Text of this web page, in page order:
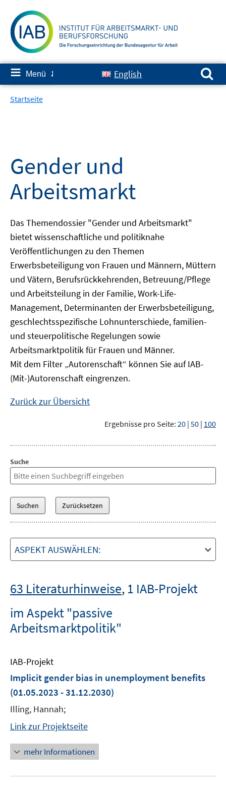
zum
Inhalt
≡ Menü ✘ English
Suchen nach:
Startseite
Gender und
Arbeitsmarkt
Das Themendossier "Gender und Arbeitsmarkt"
bietet wissenschaftliche und politiknahe
Veröffentlichungen zu den Themen
Erwerbsbeteiligung von Frauen und Männern, Müttern
und Vätern, Berufsrückkehrenden, Betreuung/Pflege
und Arbeitsteilung in der Familie, Work-Life-
Management, Determinanten der Erwerbsbeteiligung,
geschlechtsspezifische Lohnunterschiede, familien-
und steuerpolitische Regelungen sowie
Arbeitsmarktpolitik für Frauen und Männer.
Mit dem Filter „Autorenschaft“ können Sie auf IAB-
(Mit-)Autorenschaft eingrenzen.
Zurück zur Übersicht
Ergebnisse pro Seite: 20 | 50 | 100
Suche
ASPEKT AUSWÄHLEN:
63 Literaturhinweise, 1 IAB-Projekt
im Aspekt "passive
Arbeitsmarktpolitik"
IAB-Projekt
Implicit gender bias in unemployment benefits
(01.05.2023 - 31.12.2030)
Illing, Hannah;
Link zur Projektseite
mehr Informationen